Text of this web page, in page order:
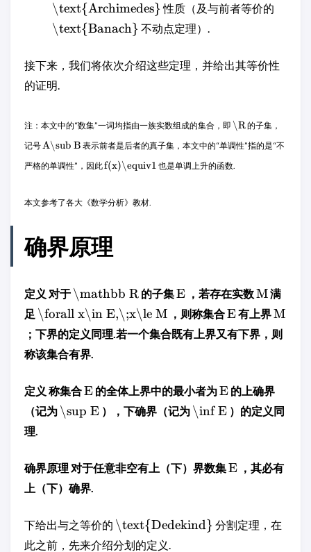
\text{Archimedes}性质（及与前者等价的
\text{Banach} 不动点定理）.
接下来，我们将依次介绍这些定理，并给出其等价性
的证明.
注：本文中的“数集”一词均指由一族实数组成的集合，即 \R的子集，
记号A\sub B 表示前者是后者的真子集，本文中的“单调性”指的是“不
严格的单调性”，因此f(x)\equiv1 也是单调上升的函数.
本文参考了各大《数学分析》教材.
确界原理
定义 对于 \mathbb R 的子集E ，若存在实数M满
足 \forall x\in E,\;x\le M ，则称集合E有上界M
；下界的定义同理.若一个集合既有上界又有下界，则
称该集合有界.
定义 称集合E 的全体上界中的最小者为E 的上确界
（记为 \sup E ），下确界（记为 \inf E ）的定义同
理.
确界原理 对于任意非空有上（下）界数集E ，其必有
上（下）确界.
下给出与之等价的 \text{Dedekind} 分割定理，在
此之前，先来介绍分划的定义.